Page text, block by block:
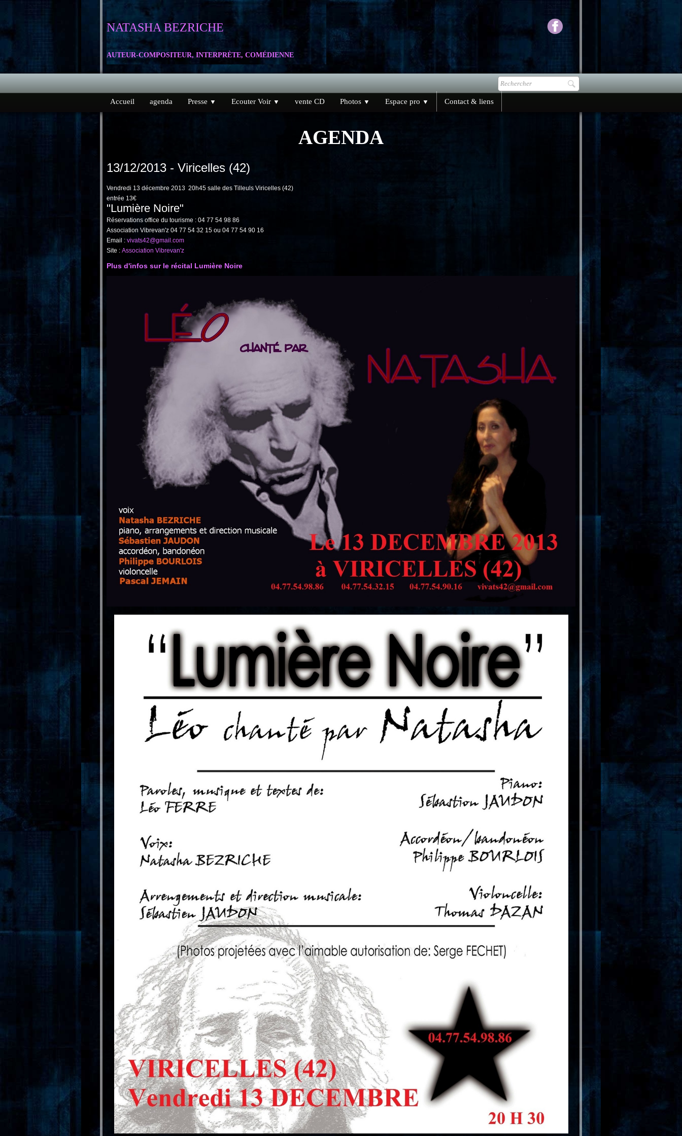
NATASHA BEZRICHE
AUTEUR-COMPOSITEUR, INTERPRÈTE, COMÉDIENNE
Accueil agenda Presse ▼ Ecouter Voir ▼ vente CD Photos ▼ Espace pro ▼ Contact & liens
AGENDA
13/12/2013 - Viricelles (42)
Vendredi 13 décembre 2013 20h45 salle des Tilleuls Viricelles (42)
entrée 13€
"Lumière Noire"
Réservations office du tourisme : 04 77 54 98 86
Association Vibrevan'z 04 77 54 32 15 ou 04 77 54 90 16
Email : vivats42@gmail.com
Site : Association Vibrevan'z
Plus d'infos sur le récital Lumière Noire